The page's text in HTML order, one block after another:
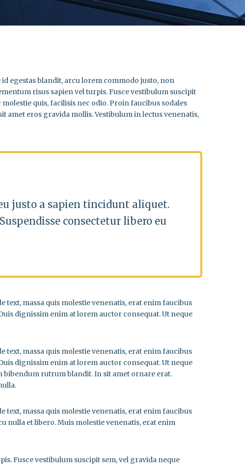
egestas blandit, arcu lorem commodo justo, non
risus sapien vel turpis. Fusce vestibulum suscipit
quis, facilisis nec odio. Proin faucibus sodales
eros gravida mollis. Vestibulum in lectus venenatis,
justo a sapien tincidunt aliquet.
consectetur libero eu
massa quis molestie venenatis, erat enim faucibus
dignissim enim at lorem auctor consequat. Ut neque
massa quis molestie venenatis, erat enim faucibus
dignissim enim at lorem auctor consequat. Ut neque
bibendum rutrum blandit. In sit amet ornare erat.
massa quis molestie venenatis, erat enim faucibus
nulla et libero. Muis molestie venenatis, erat enim
Fusce vestibulum suscipit sem, vel gravida neque